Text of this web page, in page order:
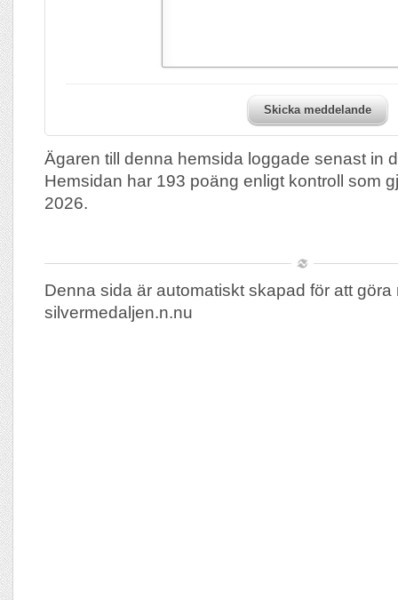
Skicka meddelande
Ägaren till denna hemsida loggade senast in
Hemsidan har 193 poäng enligt kontroll som
2026.
Denna sida är automatiskt skapad för att göra
silvermedaljen.n.nu